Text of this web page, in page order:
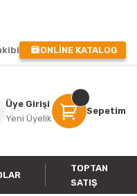
ONLİNE KATALOG
Üye Girişi
Yeni Üyelik
Sepetim
TOPTAN
SATIŞ